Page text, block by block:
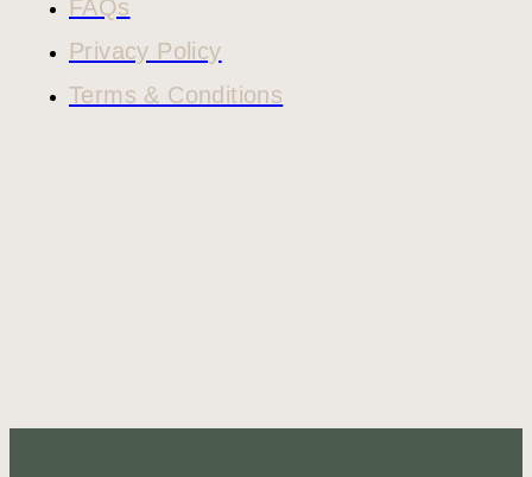
FAQs
Privacy Policy
Terms & Conditions